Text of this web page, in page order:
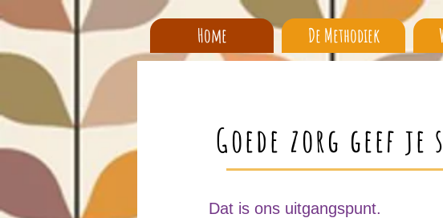
Home De Methodiek
Goede zorg geef je
Dat is ons uitgangspunt.